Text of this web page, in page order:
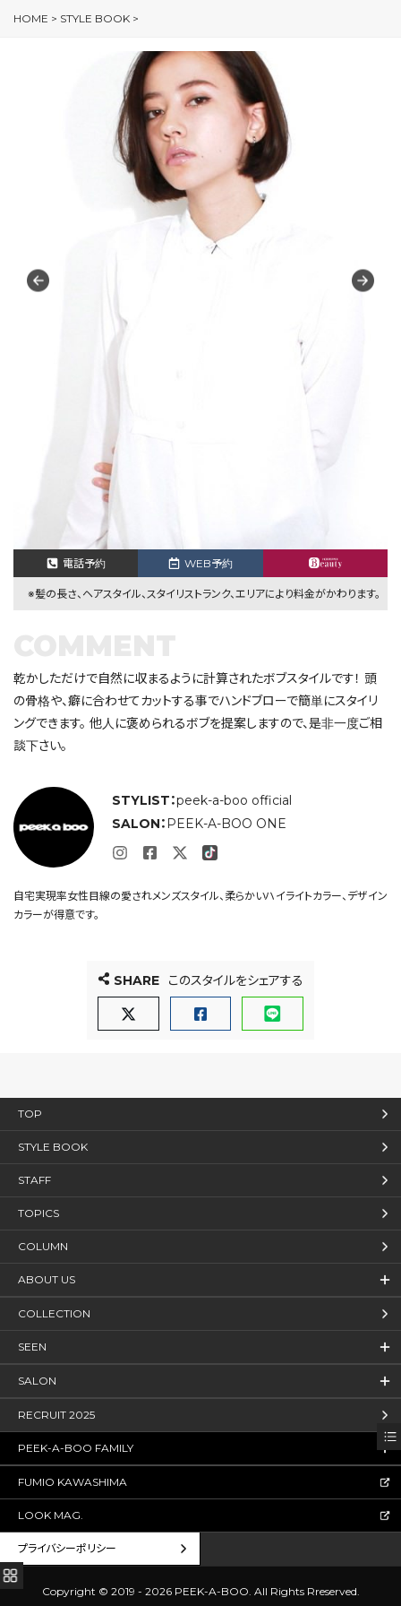
HOME > STYLE BOOK >
電話予約 WEB予約
※髪の長さ、ヘアスタイル、スタイリストランク、エリアにより料金がかわります。
STYLIST：peek-a-boo official
SALON： PEEK-A-BOO ONE
自宅実現率女性目線の愛されメンズスタイル、柔らかいハイライトカラー、デザイン
カラーが得意です。
乾かしただけで自然に収まるように計算されたボブスタイルです！ 頭
の骨格や、癖に合わせてカットする事でハンドブローで簡単にスタイリ
ングできます。 他人に褒められるボブを提案しますので、是非一度ご相
談下さい。
SHARE このスタイルをシェアする
TOP
STYLE BOOK
STAFF
TOPICS
COLUMN
ABOUT US
COLLECTION
SEEN
SALON
RECRUIT 2025
PEEK-A-BOO FAMILY
FUMIO KAWASHIMA
LOOK MAG.
プライバシーポリシー
Copyright © 2019 - 2026 PEEK-A-BOO. All Rights Rreserved.